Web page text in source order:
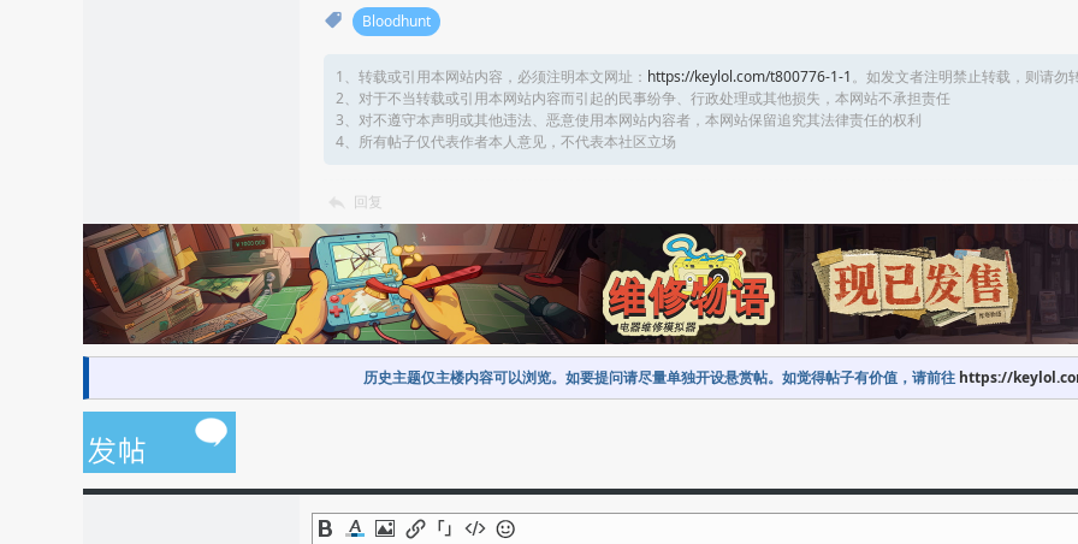
Bloodhunt
1、转载或引用本网站内容，必须注明本文网址： https://keylol.com/t800776-1-1。如发文者注明禁止转载，则请勿
2、对于不当转载或引用本网站内容而引起的民事纷争、行政处理或其他损失，本网站不承担责任
3、对不遵守本声明或其他违法、恶意使用本网站内容者，本网站保留追究其法律责任的权利
4、所有帖子仅代表作者本人意见，不代表本社区立场
回复
历史主题仅主楼内容可以浏览。如要提问请尽量单独开设悬赏帖。如觉得帖子有价值，请前往 https://